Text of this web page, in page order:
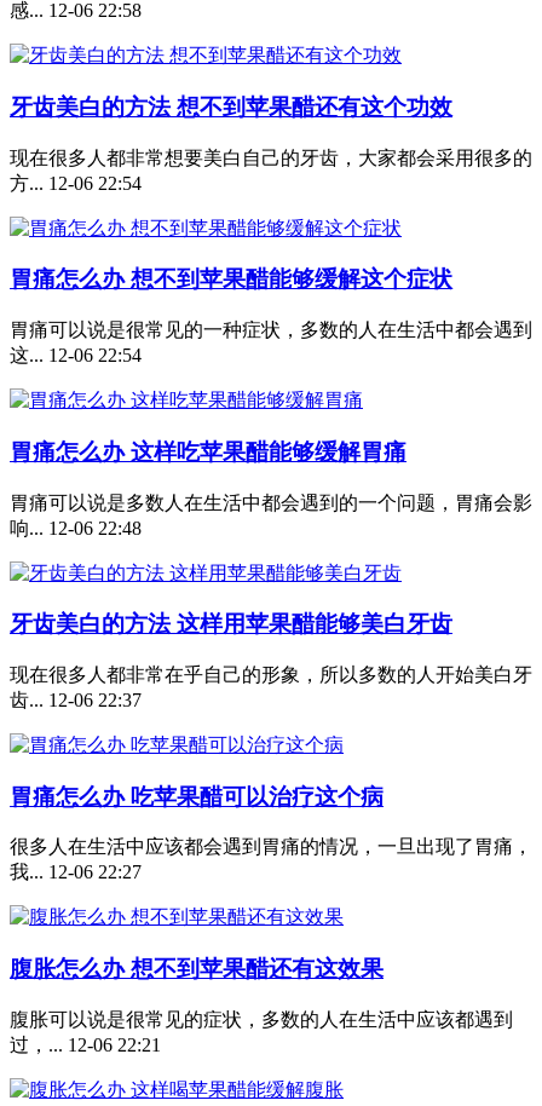
感... 12-06 22:58
牙齿美白的方法 想不到苹果醋还有这个功效
现在很多人都非常想要美白自己的牙齿，大家都会采用很多的
方... 12-06 22:54
胃痛怎么办 想不到苹果醋能够缓解这个症状
胃痛可以说是很常见的一种症状，多数的人在生活中都会遇到
这... 12-06 22:54
胃痛怎么办 这样吃苹果醋能够缓解胃痛
胃痛可以说是多数人在生活中都会遇到的一个问题，胃痛会影
响... 12-06 22:48
牙齿美白的方法 这样用苹果醋能够美白牙齿
现在很多人都非常在乎自己的形象，所以多数的人开始美白牙
齿... 12-06 22:37
胃痛怎么办 吃苹果醋可以治疗这个病
很多人在生活中应该都会遇到胃痛的情况，一旦出现了胃痛，
我... 12-06 22:27
腹胀怎么办 想不到苹果醋还有这效果
腹胀可以说是很常见的症状，多数的人在生活中应该都遇到
过，... 12-06 22:21